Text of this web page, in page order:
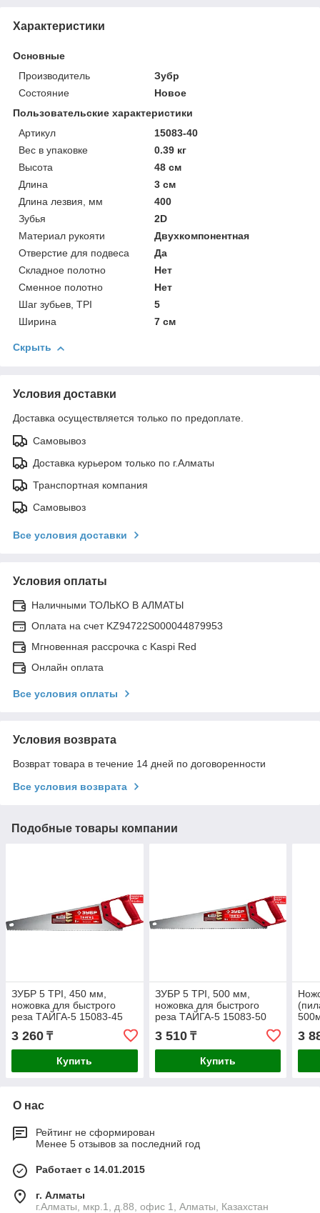
Характеристики
Основные
Производитель
Зубр
Состояние
Новое
Пользовательские характеристики
Артикул
15083-40
Вес в упаковке
0.39 кг
Высота
48 см
Длина
3 см
Длина лезвия, мм
400
Зубья
2D
Материал рукояти
Двухкомпонентная
Отверстие для подвеса
Да
Складное полотно
Нет
Сменное полотно
Нет
Шаг зубьев, TPI
5
Ширина
7 см
Скрыть
Условия доставки
Доставка осуществляется только по предоплате.
Самовывоз
Доставка курьером только по г.Алматы
Транспортная компания
Самовывоз
Все условия доставки
Условия оплаты
Наличными ТОЛЬКО В АЛМАТЫ
Оплата на счет KZ94722S000044879953
Мгновенная рассрочка с Kaspi Red
Онлайн оплата
Все условия оплаты
Условия возврата
Возврат товара в течение 14 дней по договоренности
Все условия возврата
Подобные товары компании
ЗУБР 5 TPI, 450 мм,
ножовка для быстрого
реза ТАЙГА-5 15083-45
3 260 ₸
Купить
ЗУБР 5 TPI, 500 мм,
ножовка для быстрого
реза ТАЙГА-5 15083-50
3 510₸
Купить
3
О нас
Рейтинг не сформирован
Менее 5 отзывов за последний год
Работает с 14.01.2015
г. Алматы
г.Алматы, мкр.1, д.88, офис 1, Алматы, Казахстан